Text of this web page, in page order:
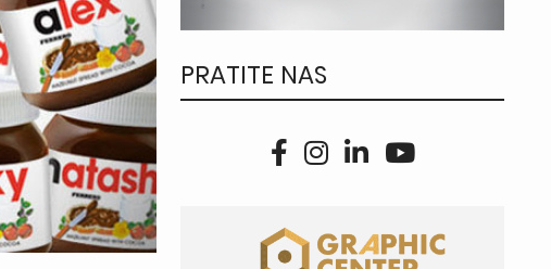
PRATITE NAS